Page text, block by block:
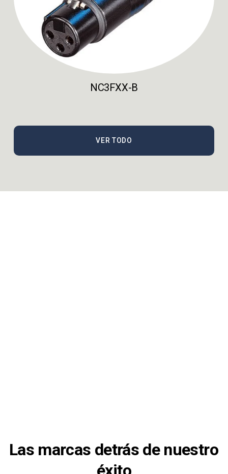
NC3FXX-B
VER TODO
Las marcas detrás de nuestro